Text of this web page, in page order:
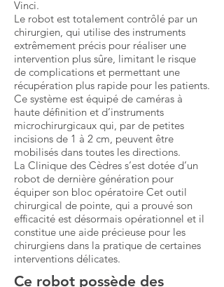
Vinci.
Le robot est totalement contrôlé par un
chirurgien, qui utilise des instruments
extrêmement précis pour réaliser une
intervention plus sûre, limitant le risque
de complications et permettant une
récupération plus rapide pour les patients.
Ce système est équipé de caméras à
haute définition et d’instruments
microchirurgicaux qui, par de petites
incisions de 1 à 2 cm, peuvent être
mobilisés dans toutes les directions.
La Clinique des Cèdres s’est dotée d’un
robot de dernière génération pour
équiper son bloc opératoire Cet outil
chirurgical de pointe, qui a prouvé son
efficacité est désormais opérationnel et il
constitue une aide précieuse pour les
chirurgiens dans la pratique de certaines
interventions délicates.
Ce robot possède des